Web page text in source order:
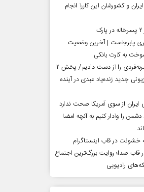
و کشورشان این کاررا انجام
۶۰ لیتری پابرجاست | آخرین وضعیت
به کارت بانکی
هنرمند منحصر‌به‌فردی را از دست دادیم/ پخش ۲
جدید زنده‌یاد عبدی در آینده
ایران از سوی آمریکا صحت ندارد
را وادار کنیم به آنچه امضا
خشونت در قاب اینستاگرام
۱۴۰۵ در قاب صدا؛ روایت بزرگ‌ترین اجتماع
رادیویی